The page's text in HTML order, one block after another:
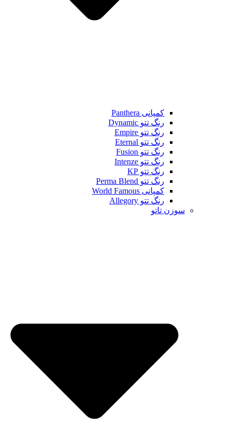
کمپانی Panthera
رنگ تتو Dynamic
رنگ تتو Empire
رنگ تتو Eternal
رنگ تتو Fusion
رنگ تتو Intenze
رنگ تتو KP
رنگ تتو Perma Blend
کمپانی World Famous
رنگ تتو Allegory
سوزن تاتو